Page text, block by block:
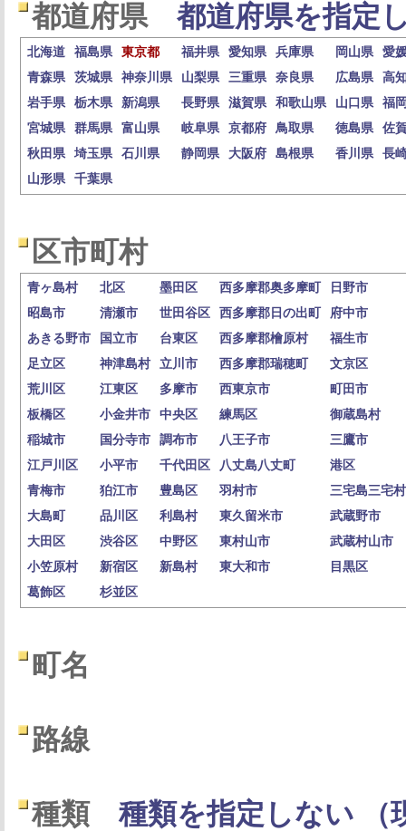
都道府県 都道府県を指定
北海道 福島県 東京都 福井県 愛知県 兵庫県 岡山県
愛
青森県
茨城県 神奈川県 山梨県 三重県 奈良県 広島県
高
岩手県
栃木県 新潟県 長野県 滋賀県 和歌山県 山口県
福
宮城県
群馬県 富山県 岐阜県 京都府 鳥取県 徳島県
佐
秋田県
埼玉県 石川県 静岡県 大阪府 島根県 香川県
長
山形県
千葉県
区市町村
青ヶ島村 北区 墨田区 西多摩郡奥多摩町
日野市
昭島市
清瀬市 世田谷区 西多摩郡日の出町
府中市
あきる野市
国立市 台東区 西多摩郡檜原村
福生市
足立区
神津島村 立川市 西多摩郡瑞穂町
文京区
荒川区
江東区 多摩市 西東京市
町田市
板橋区
小金井市 中央区 練馬区
御蔵島村
稲城市
国分寺市 調布市 八王子市
三鷹市
江戸川区
小平市 千代田区 八丈島八丈町
港区
青梅市
狛江市 豊島区 羽村市
三宅島三宅村
大島町
品川区 利島村 東久留米市
武蔵野市
大田区
渋谷区 中野区 東村山市
武蔵村山市
小笠原村
新宿区 新島村 東大和市
目黒区
葛飾区
杉並区
町名
路線
種類 種類を指定しない （